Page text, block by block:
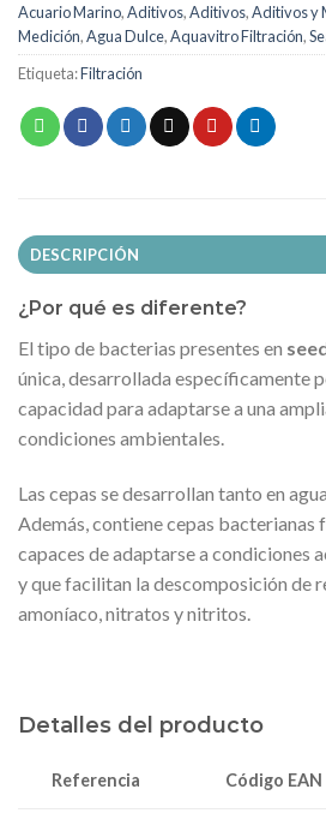
Acuario Marino,Aditivos,Aditivos,Aditivos y
Medición,Agua Dulce,Aquavitro Filtración,
Etiqueta:Filtración
DESCRIPCIÓN
¿Por qué es diferente?
El tipo de bacterias presentes en
única, desarrollada específicamente
capacidad para adaptarse a una
condiciones ambientales.
Las cepas se desarrollan tanto en
Además, contiene cepas bacterianas
capaces de adaptarse a condiciones
y que facilitan la descomposición de
amoníaco, nitratos y nitritos.
Detalles del producto
Referencia Código EAN